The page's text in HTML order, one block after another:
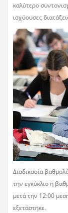
καλύτερο
ισχύουσες
Διαδικασία
την εγκύκλιο η
μετά την 12:00
εξετάστηκε.